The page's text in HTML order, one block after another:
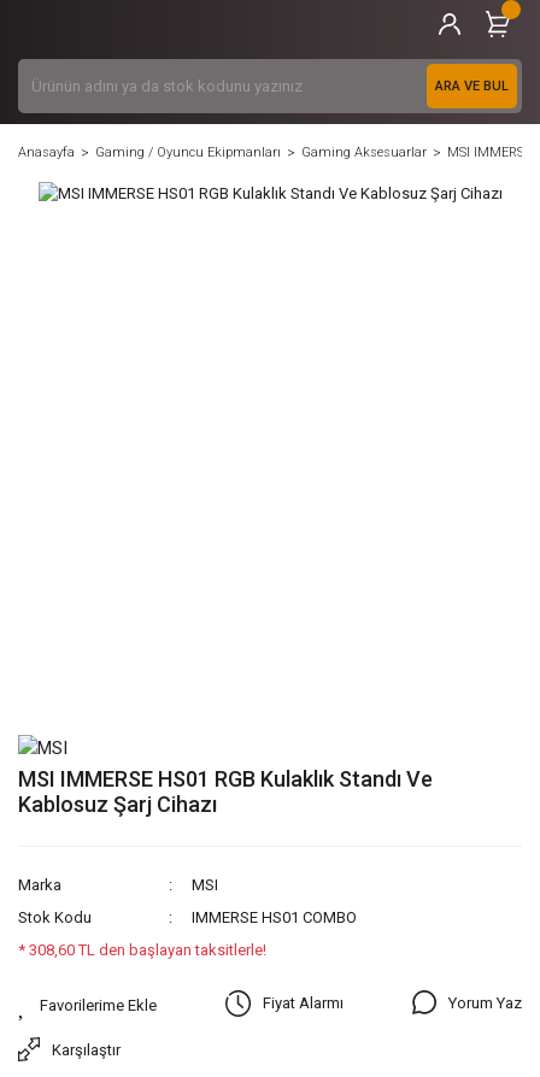
ARA VE BUL
Anasayfa Gaming / Oyuncu Ekipmanları Gaming Aksesuarlar MSI IMMERSE
MSI IMMERSE HS01 RGB Kulaklık Standı Ve
Kablosuz Şarj Cihazı
Marka
MSI
Stok Kodu
IMMERSE HS01 COMBO
* 308,60 TL den başlayan taksitlerle!
Fiyat Alarmı Yorum Yaz
Karşılaştır